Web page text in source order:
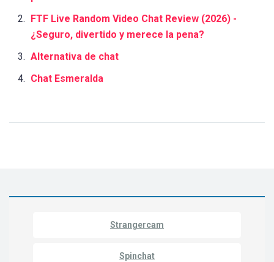
FTF Live Random Video Chat Review (2026) -
¿Seguro, divertido y merece la pena?
Alternativa de chat
Chat Esmeralda
Strangercam
Spinchat